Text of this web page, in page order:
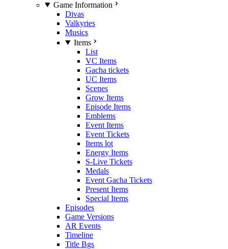
Game Information
Divas
Valkyries
Musics
Items
List
VC Items
Gacha tickets
UC Items
Scenes
Grow Items
Episode Items
Emblems
Event Items
Event Tickets
Items lot
Energy Items
S-Live Tickets
Medals
Event Gacha Tickets
Present Items
Special Items
Episodes
Game Versions
AR Events
Timeline
Title Bgs